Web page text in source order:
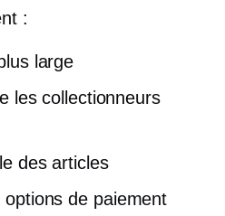
:
large
les collectionneurs
des articles
de paiement